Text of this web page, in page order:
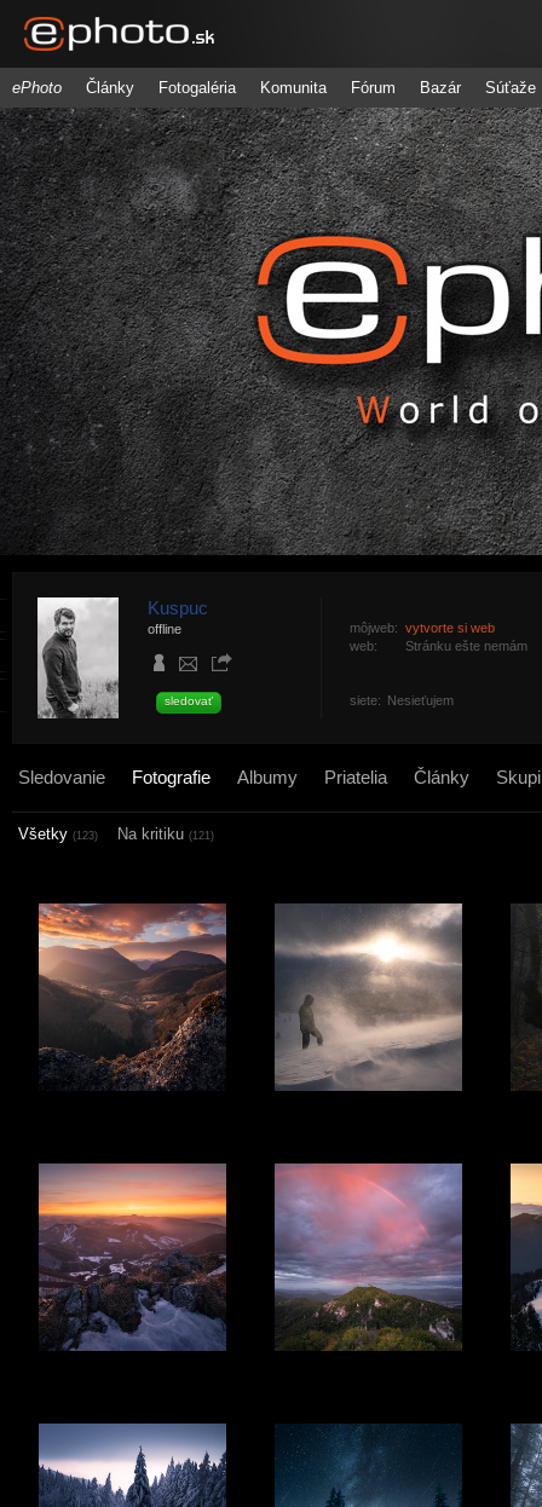
ePhoto Články Fotogaléria Komunita Fórum Bazár Súťaže
Kuspuc
offline
sledovať
môjweb: vytvorte si web
web:
Stránku ešte nemám
siete: Nesieťujem
Sledovanie Fotografie Albumy Priatelia Články
Všetky (123) Na kritiku (121)